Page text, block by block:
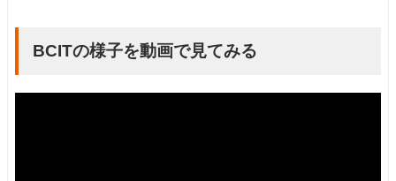
BCITの様子を動画で見てみる